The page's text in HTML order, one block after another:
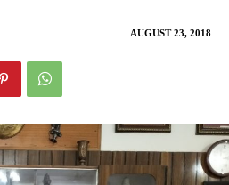
AUGUST 23, 2018